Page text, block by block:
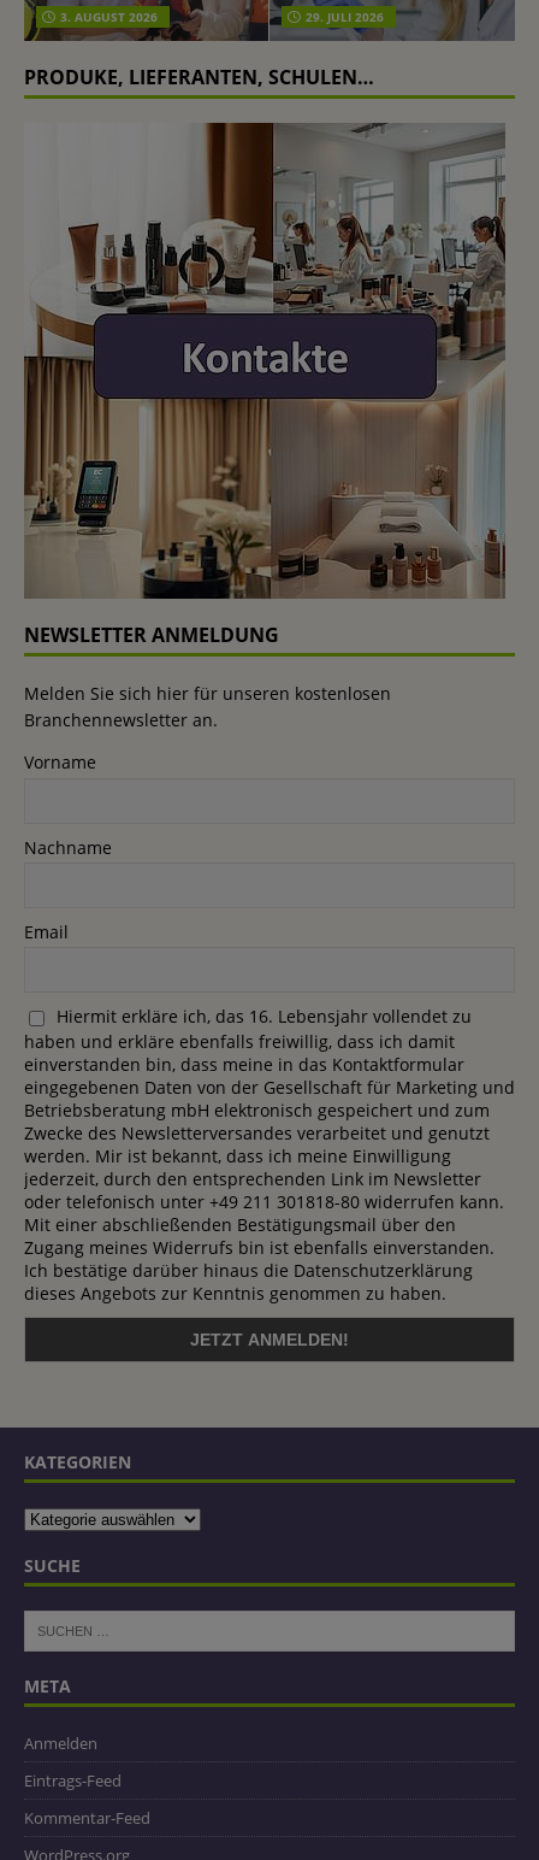
3. AUGUST 2026
29. JULI 2026
PRODUKE, LIEFERANTEN, SCHULEN…
NEWSLETTER ANMELDUNG
Melden Sie sich hier für unseren kostenlosen
Branchennewsletter an.
Vorname
Nachname
Email
Hiermit erkläre ich, das 16. Lebensjahr vollendet zu
haben und erkläre ebenfalls freiwillig, dass ich damit
einverstanden bin, dass meine in das Kontaktformular
eingegebenen Daten von der Gesellschaft für Marketing und
Betriebsberatung mbH elektronisch gespeichert und zum
Zwecke des Newsletterversandes verarbeitet und genutzt
werden. Mir ist bekannt, dass ich meine Einwilligung
jederzeit, durch den entsprechenden Link im Newsletter
oder telefonisch unter +49 211 301818-80 widerrufen kann.
Mit einer abschließenden Bestätigungsmail über den
Zugang meines Widerrufs bin ist ebenfalls einverstanden.
Ich bestätige darüber hinaus die Datenschutzerklärung
dieses Angebots zur Kenntnis genommen zu haben.
KATEGORIEN
SUCHE
META
Anmelden
Eintrags-Feed
Kommentar-Feed
WordPress.org